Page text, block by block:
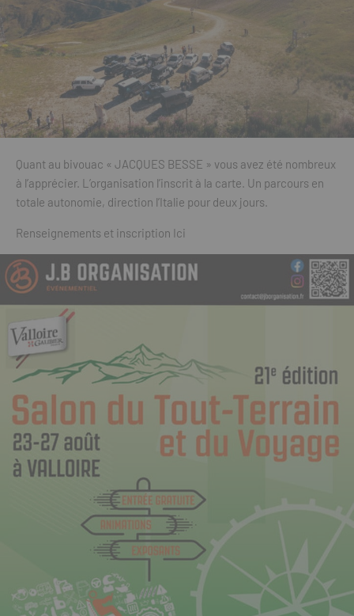
Quant au bivouac « JACQUES BESSE » vous avez été nombreux
à l’apprécier. L’organisation l’inscrit à la carte. Un parcours en
totale autonomie, direction l’Italie pour deux jours.
Renseignements et inscription Ici